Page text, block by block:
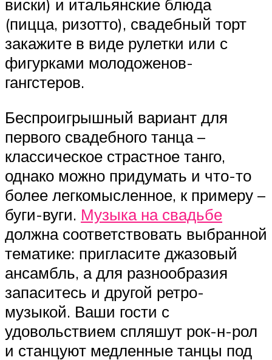
виски) и итальянские блюда
(пицца, ризотто), свадебный торт
закажите в виде рулетки или с
фигурками молодоженов-
гангстеров.
Беспроигрышный вариант для
первого свадебного танца –
классическое страстное танго,
однако можно придумать и что-то
более легкомысленное, к примеру –
буги-вуги. Музыка на свадьбе
должна соответствовать выбранной
тематике: пригласите джазовый
ансамбль, а для разнообразия
запаситесь и другой ретро-
музыкой. Ваши гости с
удовольствием спляшут рок-н-рол
и станцуют медленные танцы под